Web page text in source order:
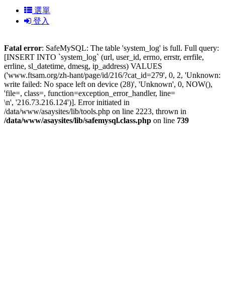
選單
登入
Fatal error: SafeMySQL: The table 'system_log' is full. Full query:
[INSERT INTO `system_log` (url, user_id, errno, errstr, errfile,
errline, sl_datetime, dmesg, ip_address) VALUES
('www.ftsam.org/zh-hant/page/id/216/?cat_id=279', 0, 2, 'Unknown:
write failed: No space left on device (28)', 'Unknown', 0, NOW(),
'file=, class=, function=exception_error_handler, line=
\n', '216.73.216.124')]. Error initiated in
/data/www/asaysites/lib/tools.php on line 2223, thrown in
/data/www/asaysites/lib/safemysql.class.php on line 739